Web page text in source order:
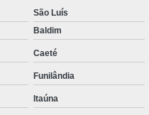
São Luís
Baldim
Caeté
Funilândia
Itaúna